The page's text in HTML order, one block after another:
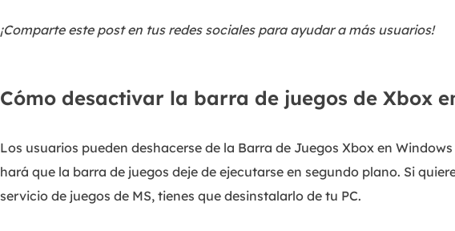
¡Comparte este post en tus redes sociales para ayudar a más usuarios!
Cómo desactivar la barra de juegos de Xbox
Los usuarios pueden deshacerse de la Barra de Juegos Xbox en
hará que la barra de juegos deje de ejecutarse en segundo plano. Si
servicio de juegos de MS, tienes que desinstalarlo de tu PC.